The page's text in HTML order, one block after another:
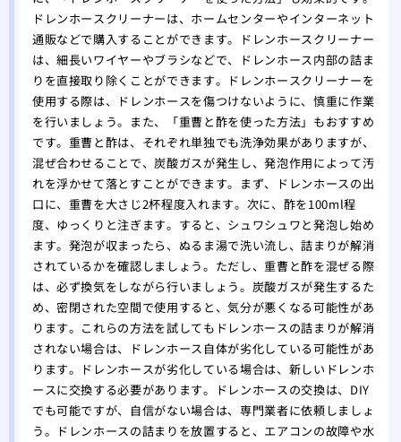
ドレンホースクリーナーは、ホームセンターやインターネット
通販などで購入することができます。ドレンホースクリーナー
は、細長いワイヤーやブラシなどで、ドレンホース内部の詰ま
りを直接取り除くことができます。ドレンホースクリーナーを
使用する際は、ドレンホースを傷つけないように、慎重に作業
を行いましょう。また、「重曹と酢を使った方法」もおすすめ
です。重曹と酢は、それぞれ単独でも洗浄効果がありますが、
混ぜ合わせることで、炭酸ガスが発生し、発泡作用によって汚
れを浮かせて落とすことができます。まず、ドレンホースの出
口に、重曹を大さじ2杯程度入れます。次に、酢を100ml程
度、ゆっくりと注ぎます。すると、シュワシュワと発泡し始め
ます。発泡が収まったら、ぬるま湯で洗い流し、詰まりが解消
されているかを確認しましょう。ただし、重曹と酢を混ぜる際
は、必ず換気をしながら行いましょう。炭酸ガスが発生するた
め、密閉された空間で使用すると、気分が悪くなる可能性があ
ります。これらの方法を試してもドレンホースの詰まりが解消
されない場合は、ドレンホース自体が劣化している可能性があ
ります。ドレンホースが劣化している場合は、新しいドレンホ
ースに交換する必要があります。ドレンホースの交換は、DIY
でも可能ですが、自信がない場合は、専門業者に依頼しましょ
う。ドレンホースの詰まりを放置すると、エアコンの故障や水